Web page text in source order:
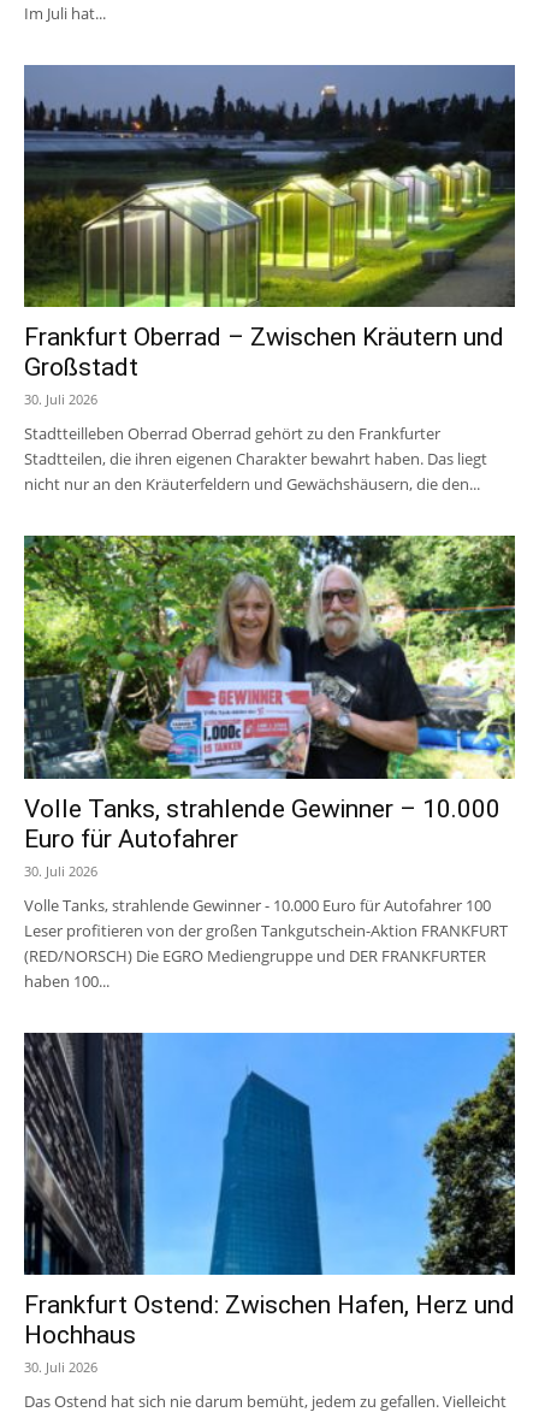
Im Juli hat...
Frankfurt Oberrad – Zwischen Kräutern und
Großstadt
30. Juli 2026
Stadtteilleben Oberrad Oberrad gehört zu den Frankfurter
Stadtteilen, die ihren eigenen Charakter bewahrt haben. Das liegt
nicht nur an den Kräuterfeldern und Gewächshäusern, die den...
Volle Tanks, strahlende Gewinner – 10.000
Euro für Autofahrer
30. Juli 2026
Volle Tanks, strahlende Gewinner - 10.000 Euro für Autofahrer 100
Leser profitieren von der großen Tankgutschein-Aktion FRANKFURT
(RED/NORSCH) Die EGRO Mediengruppe und DER FRANKFURTER
haben 100...
Frankfurt Ostend: Zwischen Hafen, Herz und
Hochhaus
30. Juli 2026
Das Ostend hat sich nie darum bemüht, jedem zu gefallen. Vielleicht